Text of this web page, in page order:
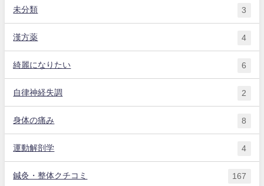
未分類 3
漢方薬 4
綺麗になりたい 6
自律神経失調 2
身体の痛み 8
運動解剖学 4
鍼灸・整体クチコミ 167